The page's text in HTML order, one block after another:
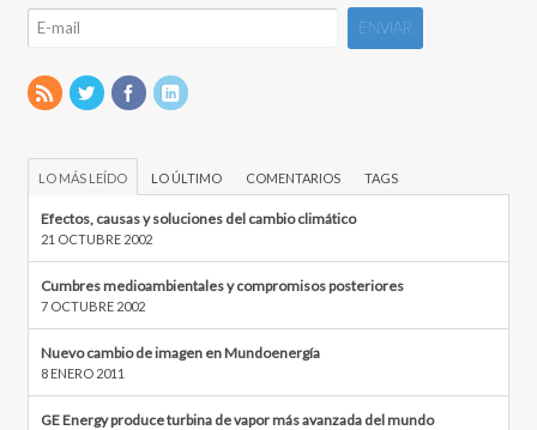
LO MÁS LEÍDO LO ÚLTIMO COMENTARIOS TAGS
Efectos, causas y soluciones del cambio climático
21 OCTUBRE 2002
Cumbres medioambientales y compromisos posteriores
7 OCTUBRE 2002
Nuevo cambio de imagen en Mundoenergía
8 ENERO 2011
GE Energy produce turbina de vapor más avanzada del mundo